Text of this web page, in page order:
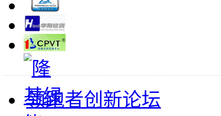
领跑者创新论坛